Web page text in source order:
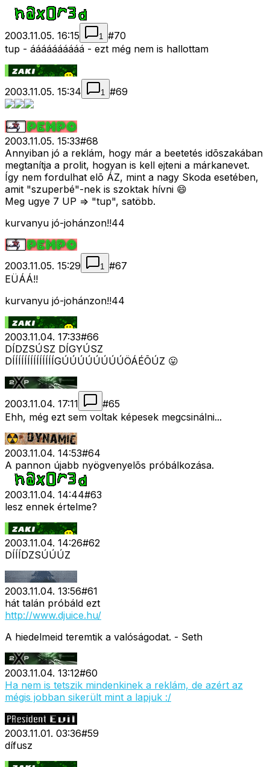
2003.11.05. 16:15 1 #70
tup - áááááááááá - ezt még nem is hallottam
2003.11.05. 15:34 1 #69
2003.11.05. 15:33#68
Annyiban jó a reklám, hogy már a beetetés idõszakában
megtanítja a prolit, hogyan is kell ejteni a márkanevet.
Így nem fordulhat elõ ÁZ, mint a nagy Skoda esetében,
amit "szuperbé"-nek is szoktak hívni 😄
Meg ugye 7 UP => "tup", satöbb.
kurvanyu jó-johánzon!!44
2003.11.05. 15:29 1 #67
EÜÁÁ!!
kurvanyu jó-johánzon!!44
2003.11.04. 17:33#66
DÍDZSÚSZ DÍGYÚSZ
DÍÍÍÍÍÍÍÍÍÍÍÍÍÍGÚÚÚÚÚÚÚÚÖÁÉÕÚZ 😛
2003.11.04. 17:11 #65
Ehh, még ezt sem voltak képesek megcsinálni...
2003.11.04. 14:53#64
A pannon újabb nyögvenyelõs próbálkozása.
2003.11.04. 14:44#63
lesz ennek értelme?
2003.11.04. 14:26#62
DÍÍÍDZSÚÚÚZ
2003.11.04. 13:56#61
hát talán próbáld ezt
http://www.djuice.hu/
A hiedelmeid teremtik a valóságodat. - Seth
2003.11.04. 13:12#60
Ha nem is tetszik mindenkinek a reklám, de azért az
mégis jobban sikerült mint a lapjuk :/
2003.11.01. 03:36#59
dífusz